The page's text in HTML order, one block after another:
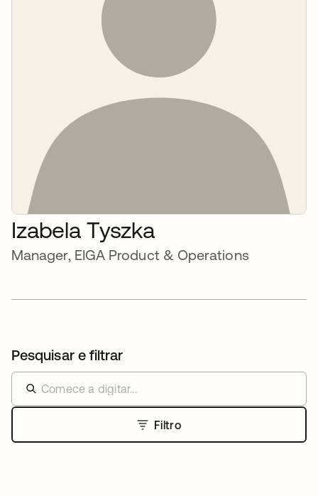
Izabela Tyszka
Manager, EIGA Product & Operations
Pesquisar e filtrar
Filtro